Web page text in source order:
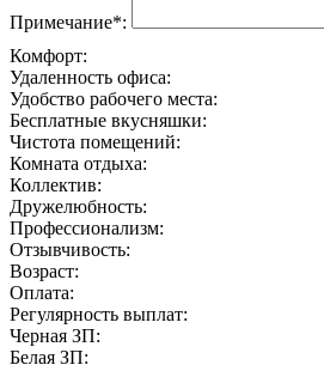
Примечание*:
Комфорт:
Удаленность офиса:
Удобство рабочего места:
Бесплатные вкусняшки:
Чистота помещений:
Комната отдыха:
Коллектив:
Дружелюбность:
Профессионализм:
Отзывчивость:
Возраст:
Оплата:
Регулярность выплат:
Черная ЗП:
Белая ЗП: